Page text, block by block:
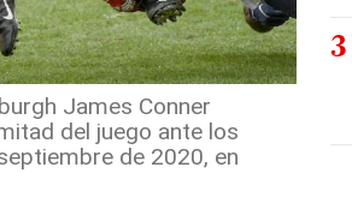
James Conner
del juego ante los
de 2020, en